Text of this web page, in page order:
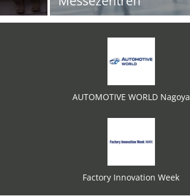
AUTOMOTIVE WORLD Nagoya
Factory Innovation Week